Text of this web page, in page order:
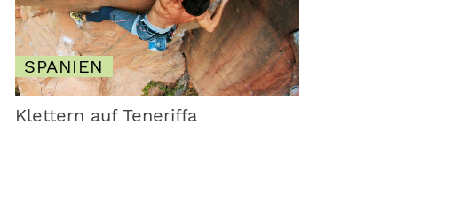
SPANIEN
Klettern auf Teneriffa